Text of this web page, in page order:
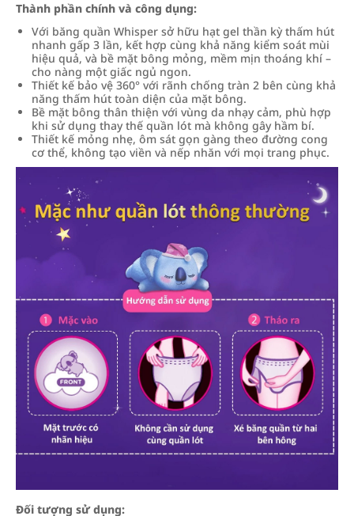
Thành phần chính và công dụng:
Với băng quần Whisper sở hữu hạt gel thần kỳ thấm hút
nhanh gấp 3 lần, kết hợp cùng khả năng kiểm soát mùi
hiệu quả, và bề mặt bông mỏng, mềm mịn thoáng khí –
cho nàng một giấc ngủ ngon.
Thiết kế bảo vệ 360° với rãnh chống tràn 2 bên cùng khả
năng thấm hút toàn diện của mặt bông.
Bề mặt bông thân thiện với vùng da nhạy cảm, phù hợp
khi sử dụng thay thế quần lót mà không gây hầm bí.
Thiết kế mỏng nhẹ, ôm sát gọn gàng theo đường cong
cơ thể, không tạo viền và nếp nhăn với mọi trang phục.
Đối tượng sử dụng: